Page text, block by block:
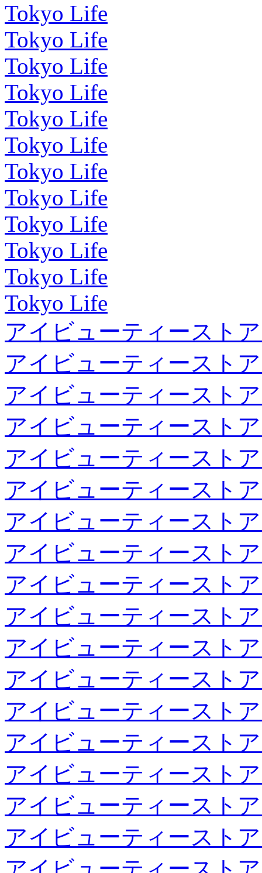
Tokyo Life
Tokyo Life
Tokyo Life
Tokyo Life
Tokyo Life
Tokyo Life
Tokyo Life
Tokyo Life
Tokyo Life
Tokyo Life
Tokyo Life
Tokyo Life
アイビューティースト
アイビューティースト
アイビューティースト
アイビューティースト
アイビューティースト
アイビューティースト
アイビューティースト
アイビューティースト
アイビューティースト
アイビューティースト
アイビューティースト
アイビューティースト
アイビューティースト
アイビューティースト
アイビューティースト
アイビューティースト
アイビューティースト